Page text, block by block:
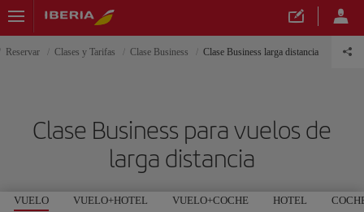
Reservar Clases y Tarifas Clase Business Clase Business larga distancia
Clase Business para vuelos de
larga distancia
VUELO VUELO+HOTEL VUELO+COCHE HOTEL